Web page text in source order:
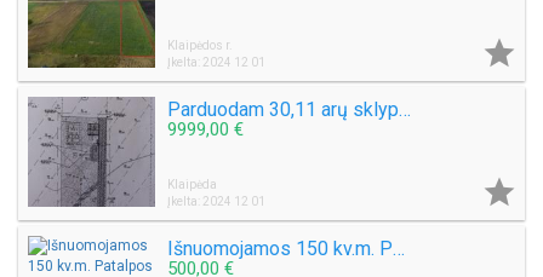
Klaipėdos r.
Įkelta: 2024 12 01

Parduodam 30,11 arų sklypą Šlapšilės km, Žiburių g. 25. Klaipėdos raj. Namų valda
9999,00 €
Klaipėda
Įkelta: 2024 12 01

Išnuomojamos 150 kv.m. Patalpos įrengtos ir pritaikytos sporto klubui
500,00 €